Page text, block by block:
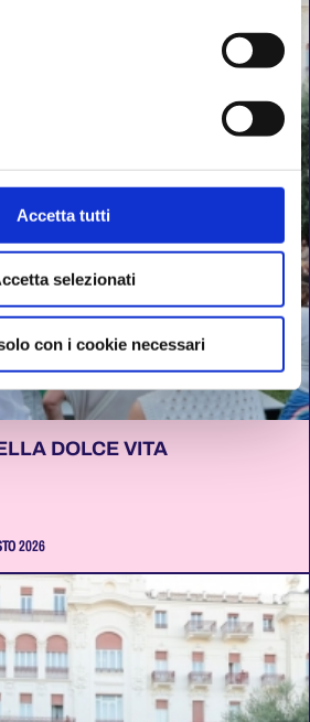
misure supplementari di sicurezza a
che abbiamo valutato essere
sul trattamento dati clicca qui:
Accetta tutti
selezionati
con i cookie necessari
DOLCE VITA
2026